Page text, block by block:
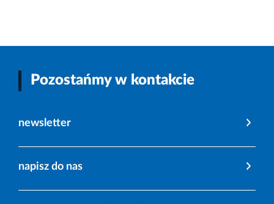
Pozostańmy w kontakcie
newsletter
napisz do nas